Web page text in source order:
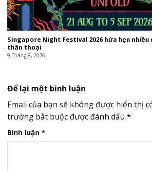
Singapore Night Festival 2026 hứa hẹn nhiều
thần thoại
9 Tháng 8, 2026
Để lại một bình luận
Email của bạn sẽ không được hiển thị
trường bắt buộc được đánh dấu *
Bình luận *